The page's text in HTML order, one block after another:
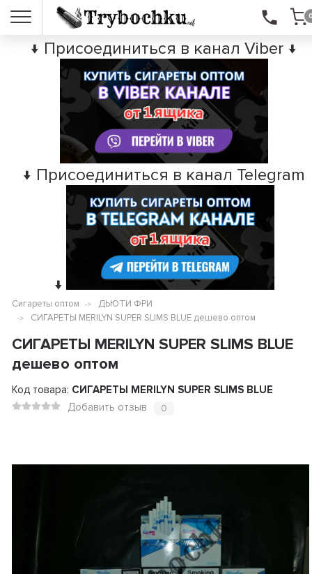
↓ Присоединиться в канал Viber ↓
↓ Присоединиться в канал Telegram
↓
Сигареты оптом
ДЬЮТИ ФРИ
СИГАРЕТЫ MERILYN SUPER SLIMS BLUE дешево оптом
СИГАРЕТЫ MERILYN SUPER SLIMS BLUE
дешево оптом
Код товара: СИГАРЕТЫ MERILYN SUPER SLIMS BLUE
Добавить отзыв
0